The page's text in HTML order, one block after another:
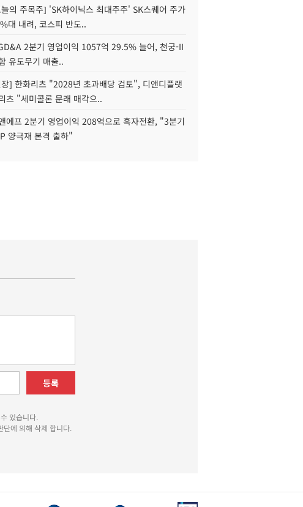
의 주목주] 'SK하이닉스 최대주주' SK스퀘어 주가
대 내려, 코스피 반도..
2분기 영업이익 1057억 29.5% 늘어, 천궁-II
유도무기 매출..
] 한화리츠 "2028년 초과배당 검토", 디앤디플랫
츠 "세미콜론 문래 매각으..
에프 2분기 영업이익 208억으로 흑자전환, "3분기
양극재 본격 출하"
등록
있습니다.
에 의해 삭제 합니다.